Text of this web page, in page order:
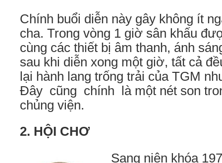
Chính buổi diễn này gây không ít
cha. Trong vòng 1 giờ sân khấu
cùng các thiết bị âm thanh, ánh
sau khi diễn xong một giờ, tất cả
lại hành lang trống trải của TGM
Đây cũng chính là một nét son
chủng viện.
2. HỘI CHƠ
Sang niên khóa